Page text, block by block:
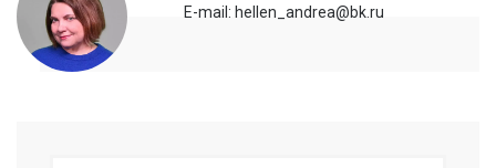
E-mail: hellen_andrea@bk.ru